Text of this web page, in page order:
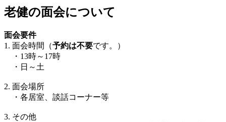
老健の面会について
面会要件
1. 面会時間（予約は不要です。）
・13時～17時
・日～土
2. 面会場所
・各居室、談話コーナー等
3. その他